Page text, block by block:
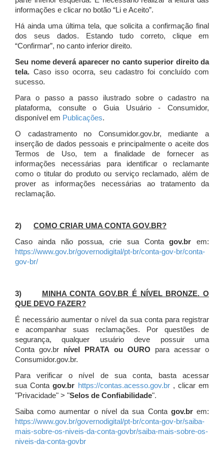
informações e clicar no botão “Li e Aceito”.
Há ainda uma última tela, que solicita a confirmação final
dos seus dados. Estando tudo correto, clique em
“Confirmar”, no canto inferior direito.
Seu nome deverá aparecer no canto superior direito da
tela. Caso isso ocorra, seu cadastro foi concluído com
sucesso.
Para o passo a passo ilustrado sobre o cadastro na
plataforma, consulte o Guia Usuário - Consumidor,
disponível em Publicações.
O cadastramento no Consumidor.gov.br, mediante a
inserção de dados pessoais e principalmente o aceite dos
Termos de Uso, tem a finalidade de fornecer as
informações necessárias para identificar o reclamante
como o titular do produto ou serviço reclamado, além de
prover as informações necessárias ao tratamento da
reclamação.
2) COMO CRIAR UMA CONTA GOV.BR?
Caso ainda não possua, crie sua Contagov.br em:
https://www.gov.br/governodigital/pt-br/conta-gov-br/conta-
gov-br/
3)
MINHA CONTA GOV.BR É NÍVEL BRONZE. O
QUE DEVO FAZER?
É necessário aumentar o nível da sua conta para registrar
e acompanhar suas reclamações. Por questões de
segurança, qualquer usuário deve possuir uma
Conta gov.br nível PRATA ou OURO para acessar o
Consumidor.gov.br.
Para verificar o nível de sua conta, basta acessar
sua Contagov.br https://contas.acesso.gov.br, clicar em
"Privacidade" > "Selos de Confiabilidade".
Saiba como aumentar o nível da sua Conta gov.brem:
https://www.gov.br/governodigital/pt-br/conta-gov-br/saiba-
mais-sobre-os-niveis-da-conta-govbr/saiba-mais-sobre-os-
niveis-da-conta-govbr